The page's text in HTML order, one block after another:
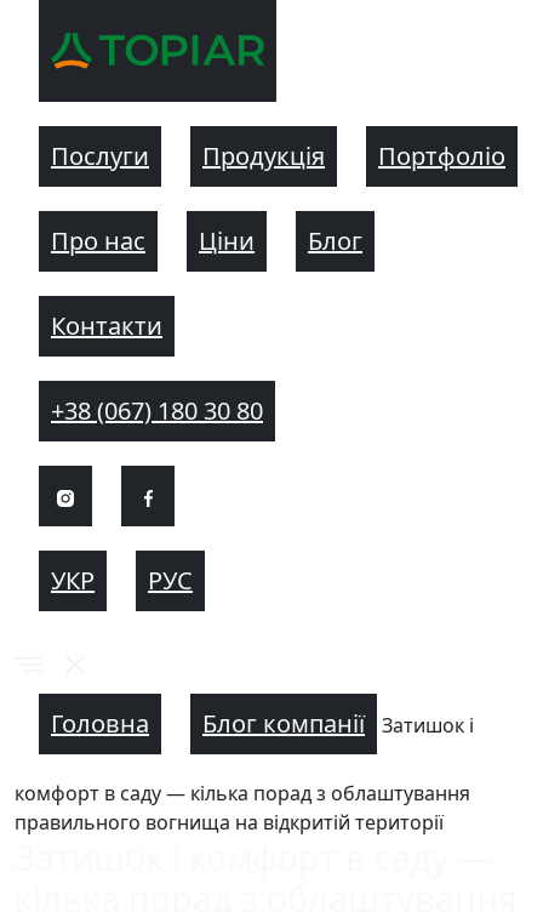
Послуги Продукція Портфоліо
Про нас Ціни Блог
Контакти
+38 (067) 180 30 80
УКР РУС
Головна Блог компанії Затишок і
комфорт в саду — кілька порад з облаштування
правильного вогнища на відкритій території